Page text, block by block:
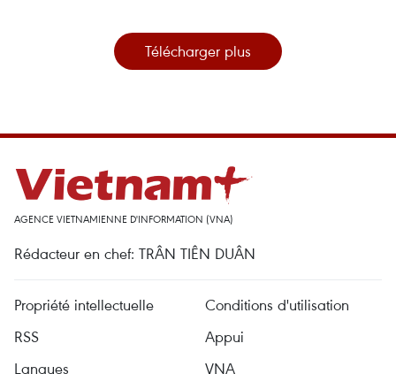
Télécharger plus
AGENCE VIETNAMIENNE D'INFORMATION (VNA)
Rédacteur en chef: TRÂN TIÊN DUÂN
Propriété intellectuelle
Conditions d'utilisation
RSS
Appui
Langues
VNA